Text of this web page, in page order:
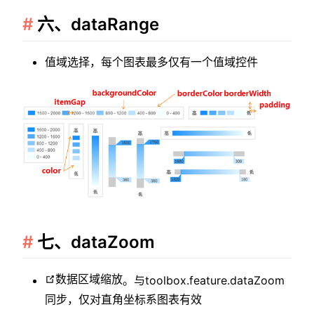
六、dataRange
值域选择，每个图表最多仅有一个值域控件
七、dataZoom
数据区域缩放。与toolbox.feature.dataZoom
同步，仅对直角坐标系图表有效